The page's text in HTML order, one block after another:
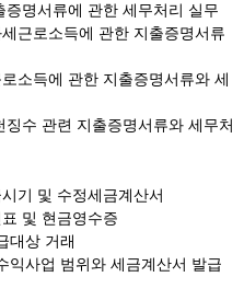
증명서류에 관한 세무처리 실무
근로소득에 관한 지출증명서류
소득에 관한 지출증명서류와 세
징수 관련 지출증명서류와 세무처
기 및 수정세금계산서
및 현금영수증
대상 거래
익사업 범위와 세금계산서 발급